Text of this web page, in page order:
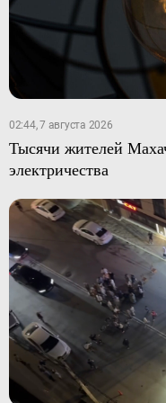
02:44, 7 августа 2026
Тысячи жителей
электричества